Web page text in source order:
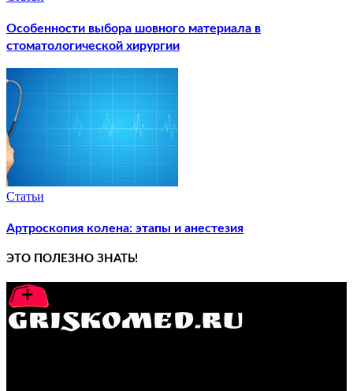
Особенности выбора шовного материала в
стоматологической хирургии
Статьи
Артроскопия колена: этапы и анестезия
ЭТО ПОЛЕЗНО ЗНАТЬ!